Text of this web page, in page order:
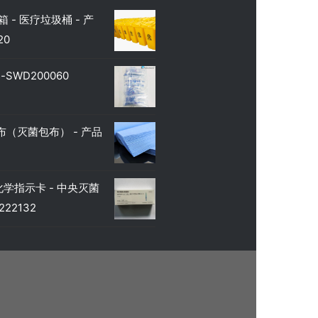
- 医疗垃圾桶 - 产
SWD200060
（灭菌包布） - 产品
指示卡 - 中央灭菌